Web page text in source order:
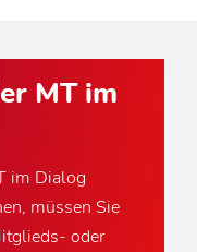
MT im
im Dialog
müssen Sie
oder